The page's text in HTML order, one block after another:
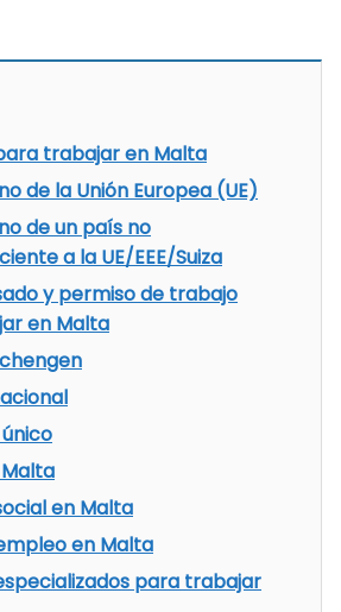
trabajar en Malta
de la Unión Europea (UE)
de un país no
a la UE/EEE/Suiza
y permiso de trabajo
en Malta
en Malta
en Malta
para trabajar